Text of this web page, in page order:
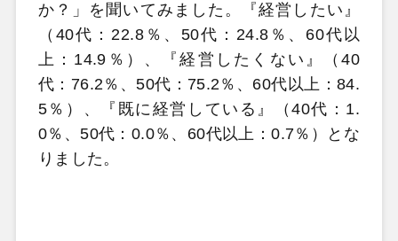
か？」を聞いてみました。『経営したい』
（40代：22.8％、50代：24.8％、60代以
上：14.9％）、『経営したくない』（40
代：76.2％、50代：75.2％、60代以上：84.
5％）、『既に経営している』（40代：1.
0％、50代：0.0％、60代以上：0.7％）とな
りました。